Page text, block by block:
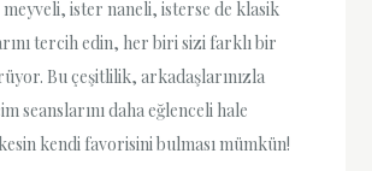
ister naneli, isterse de klasik
tercih edin, her biri sizi farklı bir
Bu çeşitlilik, arkadaşlarınızla
seanslarını daha eğlenceli hale
kendi favorisini bulması mümkün!